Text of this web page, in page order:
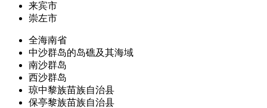
来宾市
崇左市
全海南省
中沙群岛的岛礁及其海域
南沙群岛
西沙群岛
琼中黎族苗族自治县
保亭黎族苗族自治县